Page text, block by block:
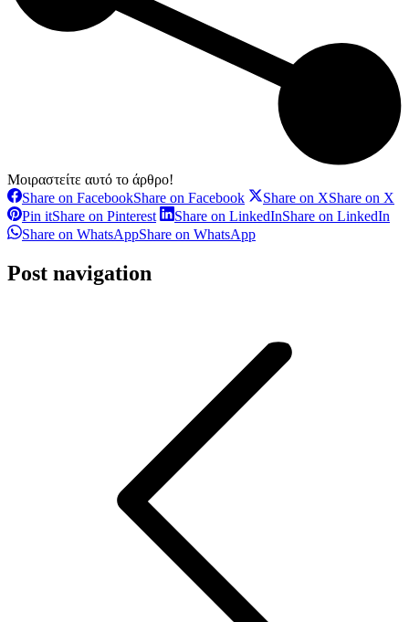
Μοιραστείτε αυτό το άρθρο!
Share on FacebookShare on Facebook Share on XShare on X
Pin itShare on Pinterest Share on LinkedInShare on LinkedIn
Share on WhatsAppShare on WhatsApp
Post navigation